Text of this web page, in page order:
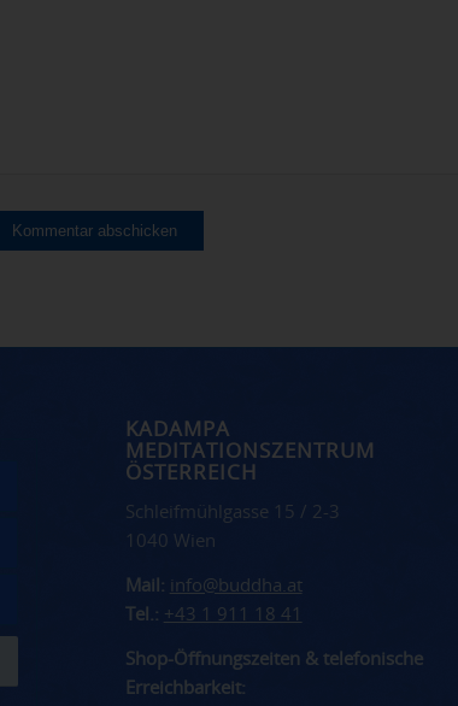
KADAMPA
MEDITATIONSZENTRUM
ÖSTERREICH
Schleifmühlgasse 15 / 2-3
1040 Wien
Mail: info@buddha.at
Tel.: +43 1 911 18 41
Shop-Öffnungszeiten & telefonische
Erreichbarkeit: